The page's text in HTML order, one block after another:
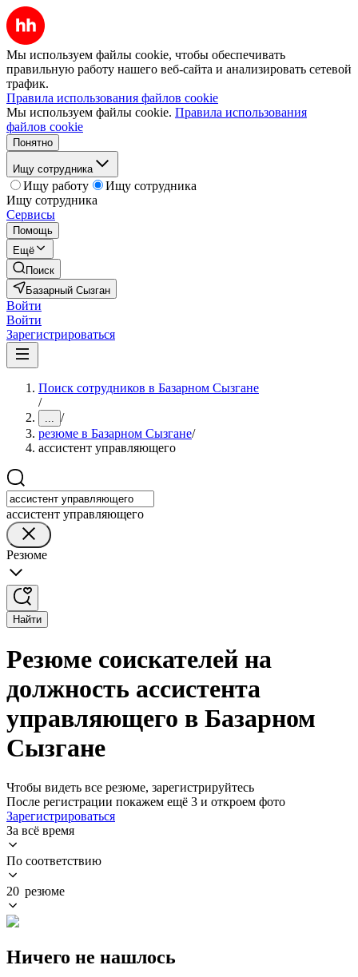
Мы используем файлы cookie, чтобы обеспечивать
правильную работу нашего веб-сайта и анализировать сетевой
трафик.
Правила использования файлов cookie
Мы используем файлы cookie. Правила использования
файлов cookie
Понятно
Ищу сотрудника
Ищу работу
Ищу сотрудника
Ищу сотрудника
Сервисы
Помощь
Ещё
Поиск
Базарный Сызган
Войти
Войти
Зарегистрироваться
Поиск сотрудников в Базарном Сызгане
/
... /
резюме в Базарном Сызгане/
ассистент управляющего
ассистент управляющего
Резюме
Найти
Резюме соискателей на
должность ассистента
управляющего в Базарном
Сызгане
Чтобы видеть все резюме, зарегистрируйтесь
После регистрации покажем ещё 3 и откроем фото
Зарегистрироваться
За всё время
По соответствию
20 резюме
Ничего не нашлось